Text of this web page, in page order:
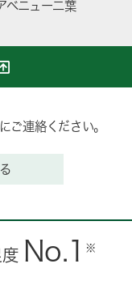
ベニュー二葉
ご連絡ください。
No.1 ※